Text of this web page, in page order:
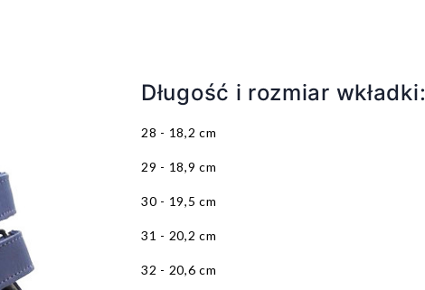
Długość i rozmiar wkładki:
28 - 18,2 cm
29 - 18,9 cm
30 - 19,5 cm
31 - 20,2 cm
32 - 20,6 cm